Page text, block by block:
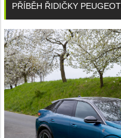
PŘÍBĚH ŘIDIČKY